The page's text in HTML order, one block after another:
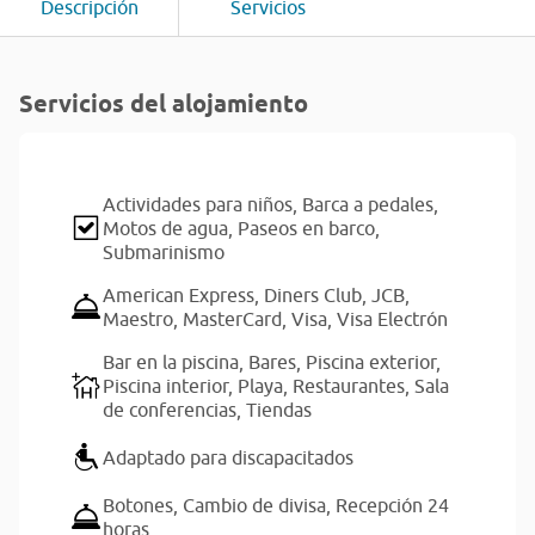
Descripción Servicios
Servicios del alojamiento
Actividades para niños, Barca a pedales,
Motos de agua, Paseos en barco,
Submarinismo
American Express, Diners Club, JCB,
Maestro, MasterCard, Visa, Visa Electrón
Bar en la piscina, Bares, Piscina exterior,
Piscina interior, Playa, Restaurantes, Sala
de conferencias, Tiendas
Adaptado para discapacitados
Botones, Cambio de divisa, Recepción 24
horas